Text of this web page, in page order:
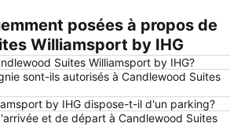
posées à propos de
Williamsport by IHG
Suites Williamsport by IHG?
sont-ils autorisés à Candlewood Suites
by IHG dispose-t-il d'un parking?
et de départ à Candlewood Suites